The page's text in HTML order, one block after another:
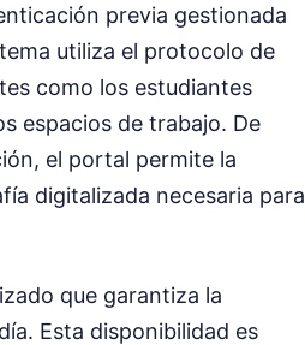
previa gestionada
utiliza el protocolo de
como los estudiantes
espacios de trabajo. De
el portal permite la
digitalizada necesaria para
que garantiza la
Esta disponibilidad es